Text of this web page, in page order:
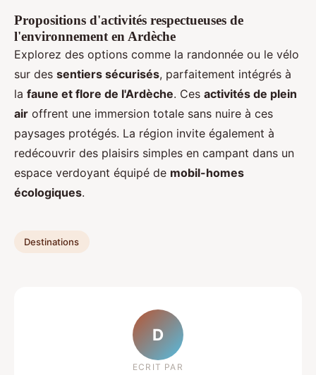
Propositions d'activités respectueuses de
l'environnement en Ardèche
Explorez des options comme la randonnée ou le vélo
sur des sentiers sécurisés, parfaitement intégrés à
la faune et flore de l'Ardèche. Ces activités de plein
air offrent une immersion totale sans nuire à ces
paysages protégés. La région invite également à
redécouvrir des plaisirs simples en campant dans un
espace verdoyant équipé de mobil-homes
écologiques.
Destinations
D
ECRIT PAR